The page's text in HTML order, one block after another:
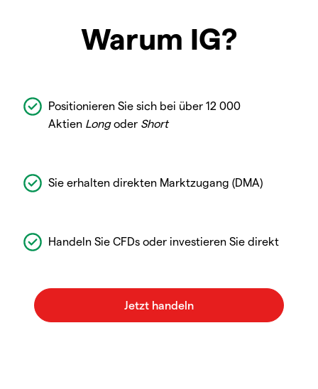
Warum IG?
Positionieren Sie sich bei über 12 000
Aktien Longoder Short
Sie erhalten direkten Marktzugang (DMA)
Handeln Sie CFDs oder investieren Sie direkt